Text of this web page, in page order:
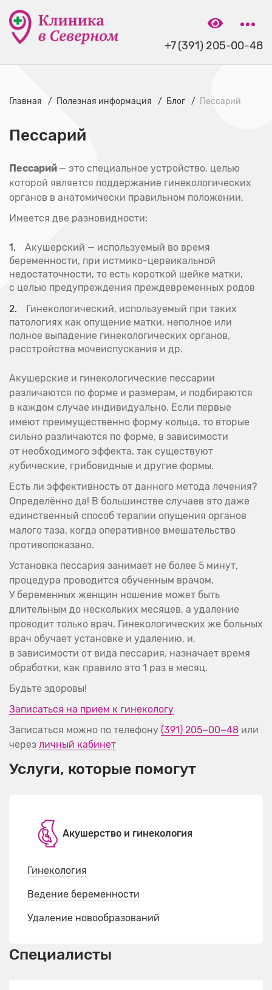
+7 (391) 205-00-48
Главная Полезная информация Блог Пессарий
Пессарий
Пессарий — это специальное устройство, целью
которой является поддержание гинекологических
органов в анатомически правильном положении.
Имеется две разновидности:
Акушерский — используемый во время
беременности, при истмико-цервикальной
недостаточности, то есть короткой шейке матки,
с целью предупреждения преждевременных родов
Гинекологический, используемый при таких
патологиях как опущение матки, неполное или
полное выпадение гинекологических органов,
расстройства мочеиспускания и др.
Акушерские и гинекологические пессарии
различаются по форме и размерам, и подбираются
в каждом случае индивидуально. Если первые
имеют преимущественно форму кольца, то вторые
сильно различаются по форме, в зависимости
от необходимого эффекта, так существуют
кубические, грибовидные и другие формы.
Есть ли эффективность от данного метода лечения?
Определённо да! В большинстве случаев это даже
единственный способ терапии опущения органов
малого таза, когда оперативное вмешательство
противопоказано.
Установка пессария занимает не более 5 минут,
процедура проводится обученным врачом.
У беременных женщин ношение может быть
длительным до нескольких месяцев, а удаление
проводит только врач. Гинекологических же больных
врач обучает установке и удалению, и,
в зависимости от вида пессария, назначает время
обработки, как правило это 1 раз в месяц.
Будьте здоровы!
Записаться на прием к гинекологу
Записаться можно по телефону (391) 205−00−48 или
через личный кабинет
Услуги, которые помогут
Акушерство и гинекология
Гинекология
Ведение беременности
Удаление новообразований
Специалисты